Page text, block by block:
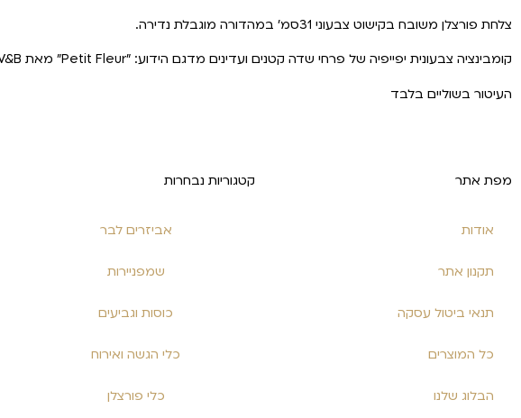
צלחת פורצלן משובח בקישוט צבעוני 31סמ' במהדורה מוגבלת נדירה.
קומבינציה צבעונית יפייפיה של פרחי שדה קטנים ועדינים מדגם הידוע: "Petit Fleur" מאת V&B.
העיטור בשוליים בלבד
מפת אתר
אודות
תקנון אתר
תנאי ביטול עסקה
כל המוצרים
הבלוג שלנו
קטגוריות נבחרות
אביזרים לבר
שמפניירות
כוסות וגביעים
כלי הגשה ואירוח
כלי פורצלן